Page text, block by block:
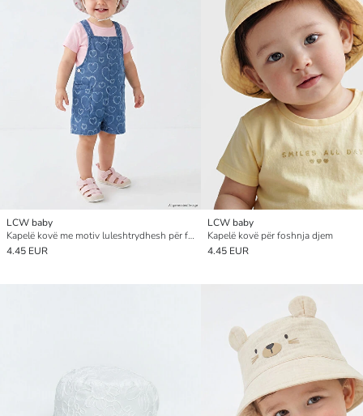
LCW baby
Kapelë kovë me motiv luleshtrydhesh për foshnja vajza
4.45 EUR
LCW baby
Kapelë kovë për foshnja djem
4.45 EUR